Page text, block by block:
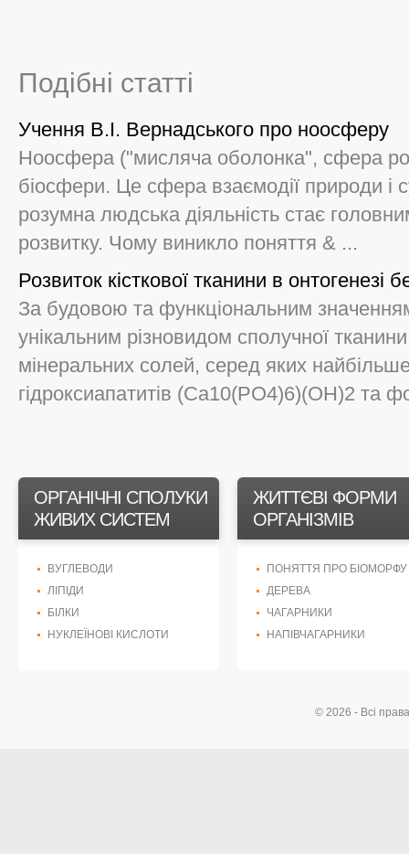
Подібні статті
Учення В.І. Вернадського про ноосферу
Ноосфера ("мисляча оболонка", сфера
біосфери. Це сфера взаємодії природи і
розумна людська діяльність стає
розвитку. Чому виникло поняття & ...
Розвиток кісткової тканини в онтогенезі
За будовою та функціональним
унікальним різновидом сполучної
мінеральних солей, серед яких
гідроксиапатитів (Са10(РО4)6)(ОН)2 та
ОРГАНІЧНІ СПОЛУКИ
ЖИВИХ СИСТЕМ
ВУГЛЕВОДИ
ЛІПІДИ
БІЛКИ
НУКЛЕЇНОВІ КИСЛОТИ
ЖИТТЄВІ ФОРМИ
ОРГАНІЗМІВ
ПОНЯТТЯ ПРО БІОМОРФУ
ДЕРЕВА
ЧАГАРНИКИ
НАПІВЧАГАРНИКИ
© 2026 - Всі